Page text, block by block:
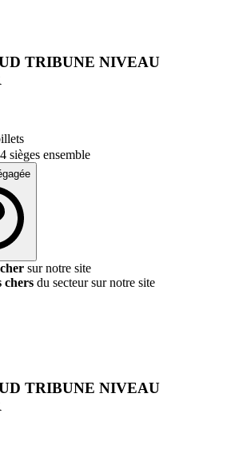
TRIBUNE NIVEAU
sièges ensemble
sur notre site
chers du secteur sur notre site
TRIBUNE NIVEAU